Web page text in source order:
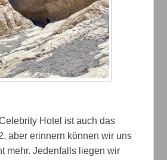
Hotel ist auch das
aber erinnern können wir uns
mehr. Jedenfalls liegen wir